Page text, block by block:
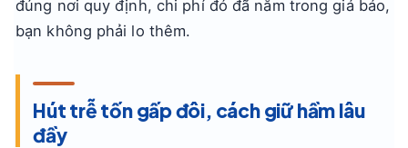
đúng nơi quy định, chi phí đó đã nằm trong giá báo,
bạn không phải lo thêm.
Hút trễ tốn gấp đôi, cách giữ hầm lâu
đầy